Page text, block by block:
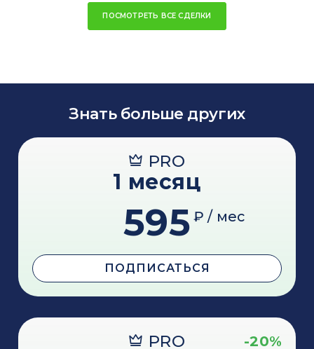
ПОСМОТРЕТЬ ВСЕ СДЕЛКИ
Знать больше других
PRO
1 месяц
595 ₽ / мес
ПОДПИСАТЬСЯ
PRO -20%